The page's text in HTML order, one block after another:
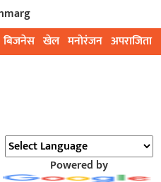
बिजनेस खेल मनोरंजन अपराजिता
Powered by